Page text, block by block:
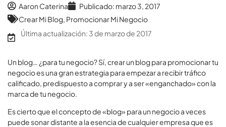
Aaron Caterina Publicado: marzo 3, 2017
Crear Mi Blog, Promocionar Mi Negocio
Última actualización: 3 de marzo de 2017
Un blog… ¿para tu negocio? Sí, crear un blog para promocionar tu
negocio es una gran estrategia para empezar a recibir tráfico
calificado, predispuesto a comprar y a ser «enganchado» con la
marca de tu negocio.
Es cierto que el concepto de «blog» para un negocio a veces
puede sonar distante a la esencia de cualquier empresa que es